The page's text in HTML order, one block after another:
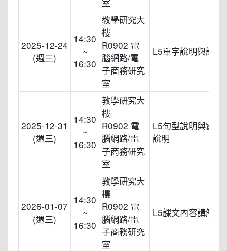
2025-12-24
(週三)
14:30
~
16:30
教學研究大
樓
R0902 電
腦網路/電
子商務研究
室
L5單字說明與記憶
2025-12-31
(週三)
14:30
~
16:30
教學研究大
樓
R0902 電
腦網路/電
子商務研究
室
L5句型說明與實際
說明
2026-01-07
(週三)
14:30
~
16:30
教學研究大
樓
R0902 電
腦網路/電
子商務研究
室
L5課文內容講解